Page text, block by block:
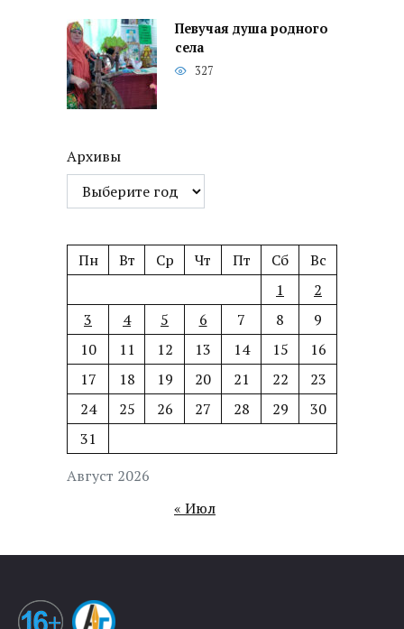
Певучая душа родного
села
327
Архивы
Август 2026
Пн Вт Ср Чт Пт Сб
Вс
1
2
3
4 5 6 7 8
9
10
11 12 13 14 15
16
17
18 19 20 21 22
23
24
25 26 27 28 29
30
31
« Июл